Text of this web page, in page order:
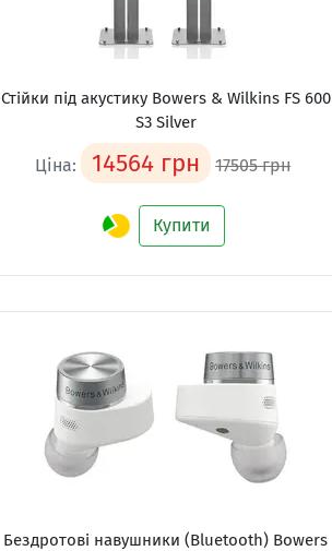
Стійки під акустику Bowers & Wilkins FS 600
S3 Silver
Ціна: 14564 грн 17505 грн
Купити
Бездротові навушники (Bluetooth) Bowers